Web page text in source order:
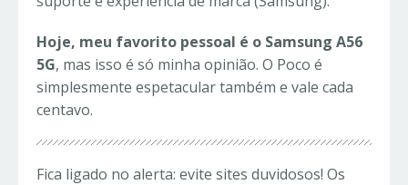
Hoje, meu favorito pessoal é o Samsung A56
5G, mas isso é só minha opinião. O Poco é
simplesmente espetacular também e vale cada
centavo.
Fica ligado no alerta: evite sites duvidosos! Os